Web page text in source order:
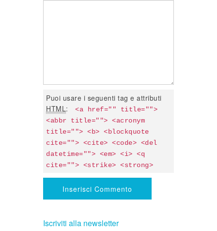
Puoi usare i seguenti tag e attributi
HTML:
<a href="" title="">
<abbr title=""> <acronym
title=""> <b> <blockquote
cite=""> <cite> <code> <del
datetime=""> <em> <i> <q
cite=""> <strike> <strong>
Iscriviti alla newsletter